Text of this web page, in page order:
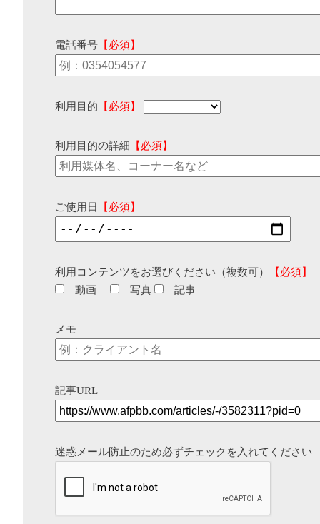
電話番号 【必須】
利用目的 【必須】
利用目的の詳細 【必須】
ご使用日 【必須】
利用コンテンツをお選びください（複数可）
【必須】
動画
写真 記事
メモ
記事URL
迷惑メール防止のため必ずチェックを入れてください